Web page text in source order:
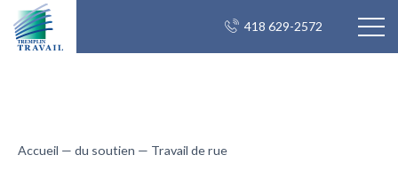
418 629-2572
Accueil — du soutien — Travail de rue